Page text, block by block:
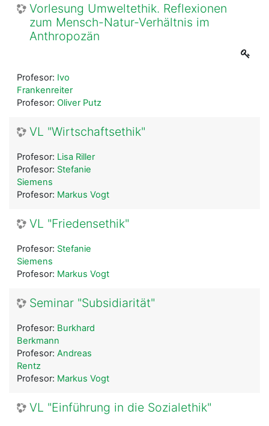
Vorlesung Umweltethik. Reflexionen
zum Mensch-Natur-Verhältnis im
Anthropozän
Profesor: Ivo
Frankenreiter
Profesor: Oliver Putz
VL "Wirtschaftsethik"
Profesor: Lisa Riller
Profesor: Stefanie
Siemens
Profesor: Markus Vogt
VL "Friedensethik"
Profesor: Stefanie
Siemens
Profesor: Markus Vogt
Seminar "Subsidiarität"
Profesor: Burkhard
Berkmann
Profesor: Andreas
Rentz
Profesor: Markus Vogt
VL "Einführung in die Sozialethik"